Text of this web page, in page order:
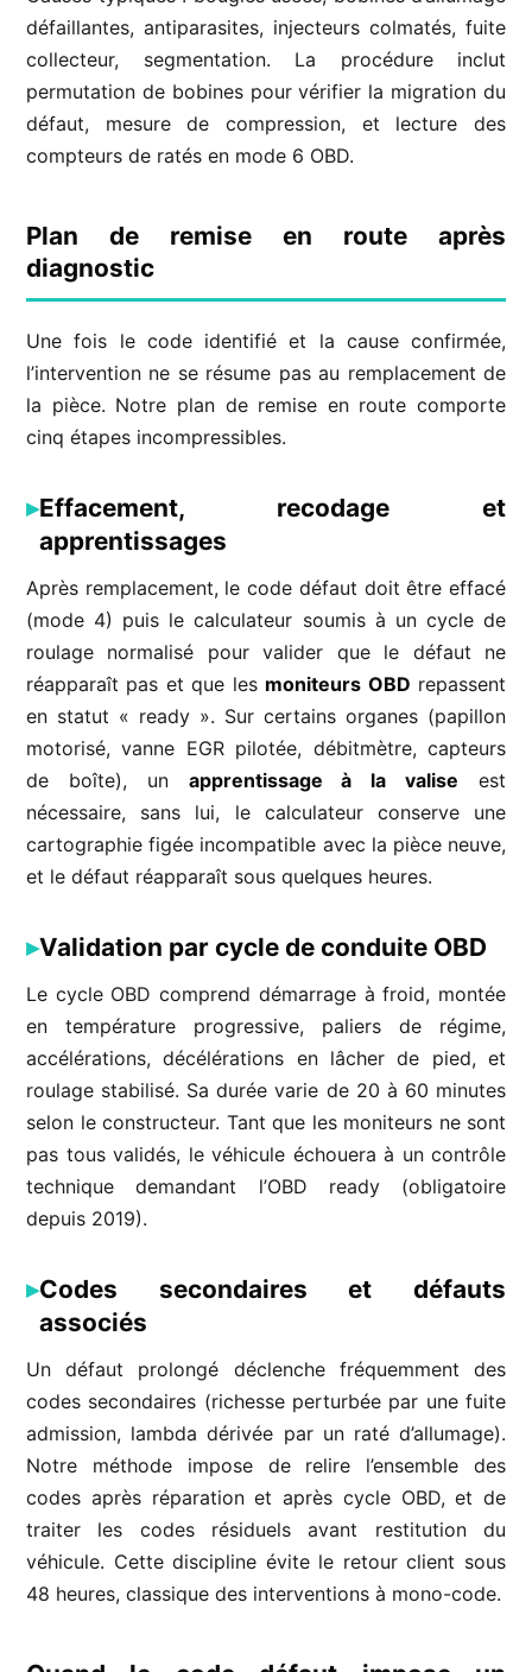
défaillantes, antiparasites, injecteurs colmatés, fuite
collecteur, segmentation. La procédure inclut
permutation de bobines pour vérifier la migration du
défaut, mesure de compression, et lecture des
compteurs de ratés en mode 6 OBD.
Plan de remise en route après
diagnostic
Une fois le code identifié et la cause confirmée,
l’intervention ne se résume pas au remplacement de
la pièce. Notre plan de remise en route comporte
cinq étapes incompressibles.
Effacement, recodage et
apprentissages
Après remplacement, le code défaut doit être effacé
(mode 4) puis le calculateur soumis à un cycle de
roulage normalisé pour valider que le défaut ne
réapparaît pas et que les moniteurs OBD repassent
en statut « ready ». Sur certains organes (papillon
motorisé, vanne EGR pilotée, débitmètre, capteurs
de boîte), un apprentissage à la valise est
nécessaire, sans lui, le calculateur conserve une
cartographie figée incompatible avec la pièce neuve,
et le défaut réapparaît sous quelques heures.
Validation par cycle de conduite OBD
Le cycle OBD comprend démarrage à froid, montée
en température progressive, paliers de régime,
accélérations, décélérations en lâcher de pied, et
roulage stabilisé. Sa durée varie de 20 à 60 minutes
selon le constructeur. Tant que les moniteurs ne sont
pas tous validés, le véhicule échouera à un contrôle
technique demandant l’OBD ready (obligatoire
depuis 2019).
Codes secondaires et défauts
associés
Un défaut prolongé déclenche fréquemment des
codes secondaires (richesse perturbée par une fuite
admission, lambda dérivée par un raté d’allumage).
Notre méthode impose de relire l’ensemble des
codes après réparation et après cycle OBD, et de
traiter les codes résiduels avant restitution du
véhicule. Cette discipline évite le retour client sous
48 heures, classique des interventions à mono-code.